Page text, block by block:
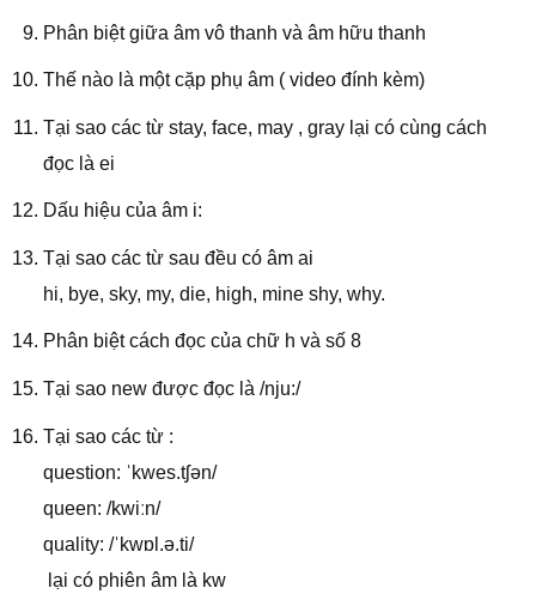
Phân biệt giữa âm vô thanh và âm hữu thanh
Thế nào là một cặp phụ âm ( video đính kèm)
Tại sao các từ stay, face, may , gray lại có cùng cách
đọc là ei
Dấu hiệu của âm i:
Tại sao các từ sau đều có âm ai
hi, bye, sky, my, die, high, mine shy, why.
Phân biệt cách đọc của chữ h và số 8
Tại sao new được đọc là /nju:/
Tại sao các từ :
question: ˈkwes.tʃən/
queen: /kwiːn/
quality: /ˈkwɒl.ə.ti/
lại có phiên âm là kw